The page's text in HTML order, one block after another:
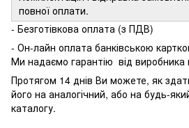
повної оплати.
- Безготівкова оплата (з ПДВ)
- Он-лайн оплата банківською
Ми надаємо гарантію від
Протягом 14 днів Ви можете, як
його на аналогічний, або на будь-
каталогу.